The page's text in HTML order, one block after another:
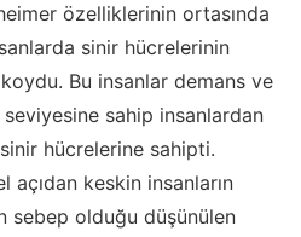
özelliklerinin ortasında
sinir hücrelerinin
Bu insanlar demans ve
seviyesine sahip insanlardan
hücrelerine sahipti.
açıdan keskin insanların
sebep olduğu düşünülen